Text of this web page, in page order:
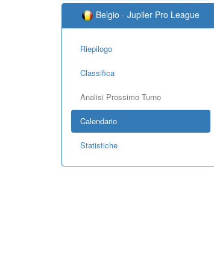
Belgio - Jupiler Pro League
Riepilogo
Classifica
Analisi Prossimo Turno
Calendario
Statistiche